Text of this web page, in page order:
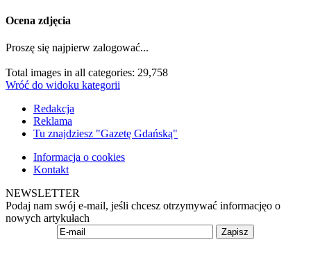
Ocena zdjęcia
Proszę się najpierw zalogować...
Total images in all categories: 29,758
Wróć do widoku kategorii
Redakcja
Reklama
Tu znajdziesz "Gazetę Gdańską"
Informacja o cookies
Kontakt
NEWSLETTER
Podaj nam swój e-mail, jeśli chcesz otrzymywać informacjęo o
nowych artykułach
Zapisz